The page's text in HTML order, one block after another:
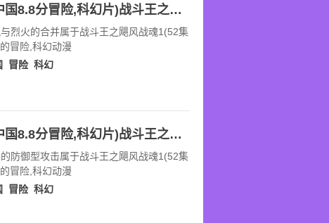
战斗王之飓风战魂1(2012中国8.8分冒险,科幻片)战斗王之飓风战魂1 第4话 04 旋风与烈火的合并
烈火的合并属于战斗王之飓风战魂1(52集
冒险,科幻动漫
冒险 科幻
战斗王之飓风战魂1(2012中国8.8分冒险,科幻片)战斗王之飓风战魂1 第3话 03 强劲的防御型攻击
防御型攻击属于战斗王之飓风战魂1(52集
冒险,科幻动漫
冒险 科幻